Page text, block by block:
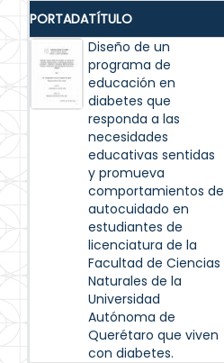
PORTADATÍTULO
Diseño de un
programa de
educación en
diabetes que
responda a las
necesidades
educativas sentidas
y promueva
comportamientos de
autocuidado en
estudiantes de
licenciatura de la
Facultad de Ciencias
Naturales de la
Universidad
Autónoma de
Querétaro que viven
con diabetes.